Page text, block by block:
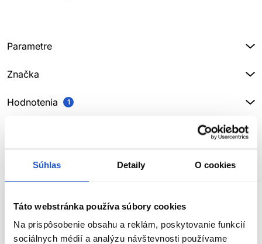
Súhlas Detaily O cookies
Táto webstránka používa súbory cookies
Na prispôsobenie obsahu a reklám, poskytovanie funkcií
sociálnych médií a analýzu návštevnosti používame
Parametre
Značka
Hodnotenia 1